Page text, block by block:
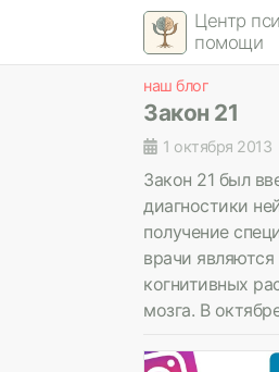
Центр
помощи
наш блог
Закон 21
1 октября 2013
Закон 21 был
диагностики
получение
врачи
когнитивных
мозга. В